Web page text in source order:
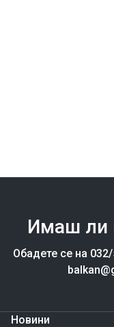
Имаш ли
Обадете се на
Новини